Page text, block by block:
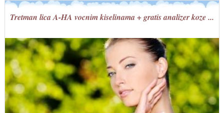
Tretman lica A-HA vocnim kiselinama + gratis analizer koze ...